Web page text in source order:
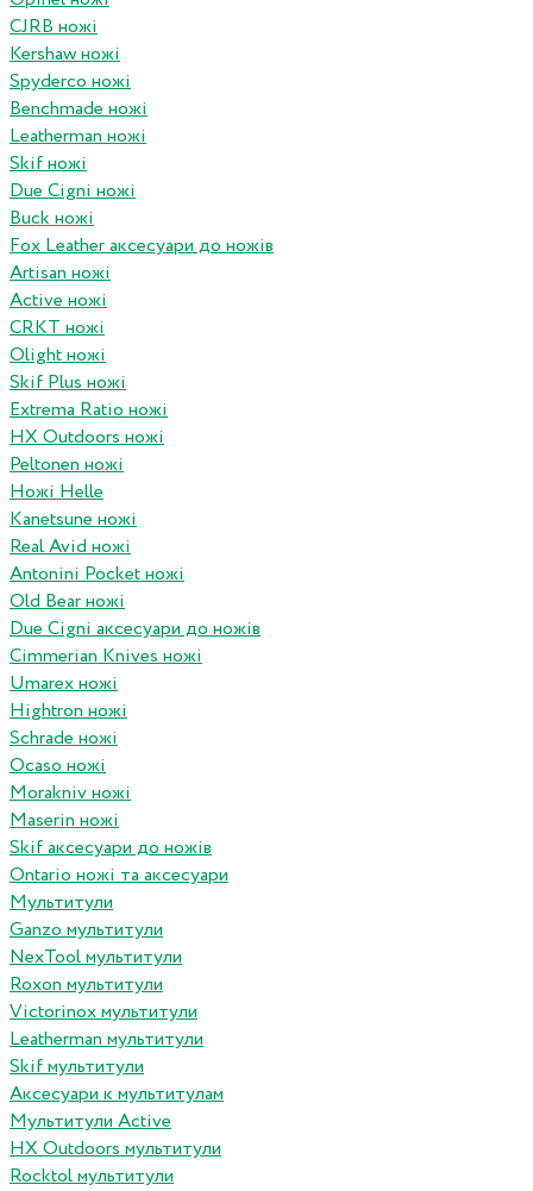
CJRB ножі
Kershaw ножі
Spyderco ножі
Benchmade ножі
Leatherman ножі
Skif ножі
Due Cigni ножі
Buck ножі
Fox Leather аксесуари до ножів
Artisan ножі
Active ножі
CRKT ножі
Olight ножі
Skif Plus ножі
Extrema Ratio ножі
HX Outdoors ножі
Peltonen ножі
Ножі Helle
Kanetsune ножі
Real Avid ножі
Antonini Pocket ножі
Old Bear ножі
Due Cigni аксесуари до ножів
Cimmerian Knives ножі
Umarex ножі
Hightron ножі
Schrade ножі
Ocaso ножі
Morakniv ножі
Maserin ножі
Skif аксесуари до ножів
Ontario ножі та аксесуари
Мультитули
Ganzo мультитули
NexTool мультитули
Roxon мультитули
Victorinox мультитули
Leatherman мультитули
Skif мультитули
Аксесуари к мультитулам
Мультитули Active
HX Outdoors мультитули
Rocktol мультитули